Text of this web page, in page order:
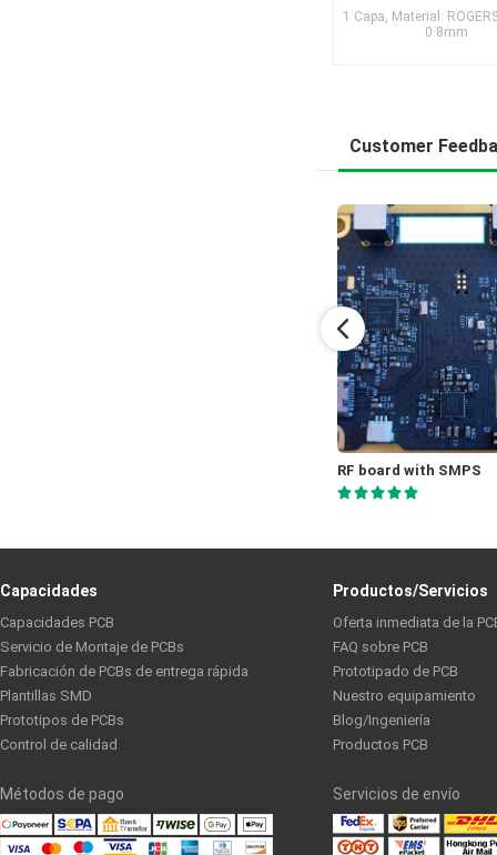
1 Capa, Material:
0.8mm
Customer
RF board with SMPS
Capacidades
Capacidades PCB
Servicio de Montaje de PCBs
Fabricación de PCBs de entrega rápida
Plantillas SMD
Prototipos de PCBs
Control de calidad
Productos/Servicios
Oferta inmediata de la
FAQ sobre PCB
Prototipado de PCB
Nuestro equipamiento
Blog/Ingeniería
Productos PCB
Métodos de pago Servicios de envío